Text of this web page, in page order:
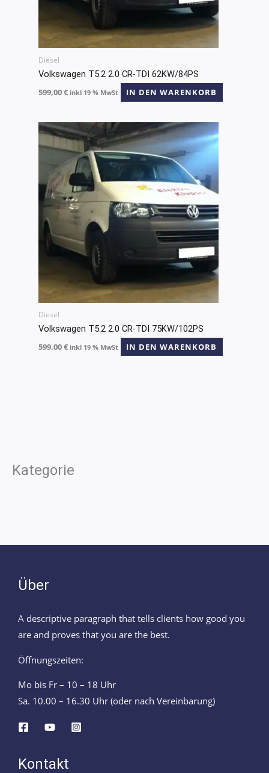
Kategorie
Diesel
Volkswagen T5.2 2.0 CR-TDI 62KW/84PS
599,00€ inkl 19 % MwSt IN DEN WARENKORB
Diesel
Volkswagen T5.2 2.0 CR-TDI 75KW/102PS
599,00€ inkl 19 % MwSt IN DEN WARENKORB
Über
A descriptive paragraph that tells clients how good you
are and proves that you are the best.
Öffnungszeiten:
Mo bis Fr – 10 – 18 Uhr
Sa. 10.00 – 16.30 Uhr (oder nach Vereinbarung)
Kontakt